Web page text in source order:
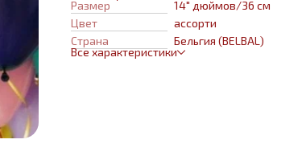
Идеален в букетах, за счет гармоничной,
Belbal имеют сертификат Intertek Tickmark,
их безопасность. Изготавливаются из
100%-ного натурального латекса. В
разлагаются на безопасные компоненты
скоростью, как обычные листья деревьев.
Размер
14" дюймов/36 см
Цвет
ассорти
Страна
Бельгия (BELBAL)
Все характеристики